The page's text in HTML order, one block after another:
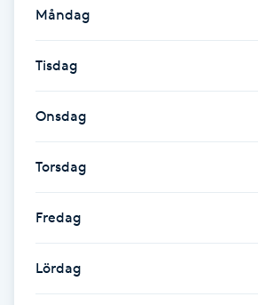
Gruppträning
Gua Sha-massage
Hatha Yoga
Måndag
Tisdag
Onsdag
Torsdag
Fredag
Lördag